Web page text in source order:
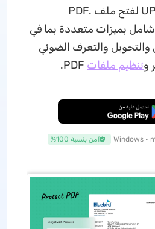
هو حل PDF شامل بميزات متعددة بما في
والتحويل والتعرف الضوئي
وتنظيم ملفات
تنزيل مجاني
Windows • آمن بنسبة 100%